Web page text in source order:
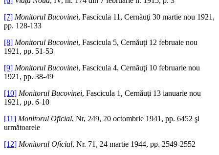
[7] Monitorul Bucovinei, Fascicula 11, Cernăuţi 30 martie nou 1921,
pp. 128-133
[8] Monitorul Bucovinei, Fascicula 5, Cernăuţi 12 februaie nou
1921, pp. 51-53
[9] Monitorul Bucovinei, Fascicula 4, Cernăuţi 10 februarie nou
1921, pp. 38-49
[10] Monitorul Bucovinei, Fascicula 1, Cernăuţi 13 ianuarie nou
1921, pp. 6-10
[11] Monitorul Oficial, Nr, 249, 20 octombrie 1941, pp. 6452 şi
următoarele
[12] Monitorul Oficial, Nr. 71, 24 martie 1944, pp. 2549-2552